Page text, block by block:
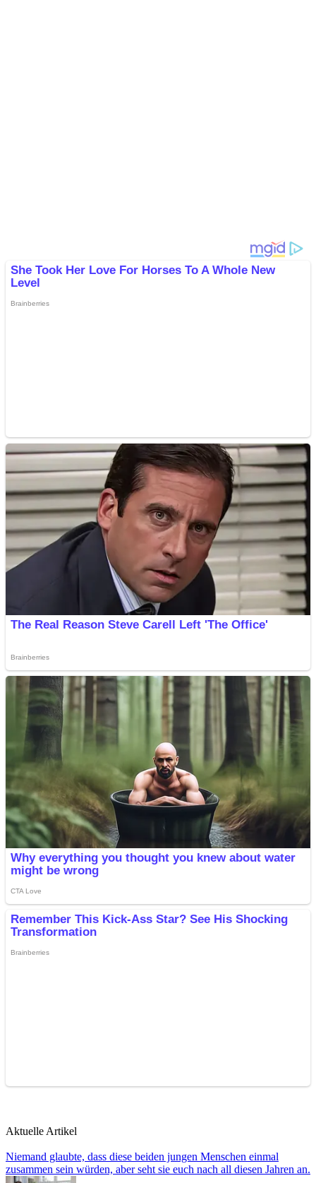
Aktuelle Artikel
Niemand glaubte, dass diese beiden jungen Menschen einmal
zusammen sein würden, aber seht sie euch nach all diesen Jahren an.